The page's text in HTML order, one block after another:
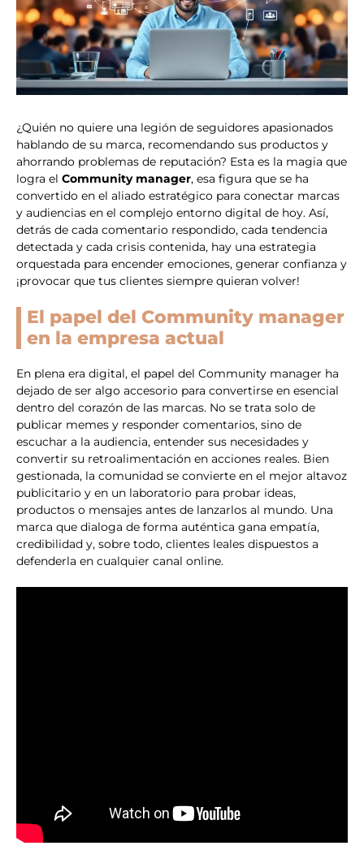
¿Quién no quiere una legión de seguidores apasionados
hablando de su marca, recomendando sus productos y
ahorrando problemas de reputación? Esta es la magia que
logra el Community manager, esa figura que se ha
convertido en el aliado estratégico para conectar marcas
y audiencias en el complejo entorno digital de hoy. Así,
detrás de cada comentario respondido, cada tendencia
detectada y cada crisis contenida, hay una estrategia
orquestada para encender emociones, generar confianza y
¡provocar que tus clientes siempre quieran volver!
El papel del Community manager
en la empresa actual
En plena era digital, el papel del Community manager ha
dejado de ser algo accesorio para convertirse en esencial
dentro del corazón de las marcas. No se trata solo de
publicar memes y responder comentarios, sino de
escuchar a la audiencia, entender sus necesidades y
convertir su retroalimentación en acciones reales. Bien
gestionada, la comunidad se convierte en el mejor altavoz
publicitario y en un laboratorio para probar ideas,
productos o mensajes antes de lanzarlos al mundo. Una
marca que dialoga de forma auténtica gana empatía,
credibilidad y, sobre todo, clientes leales dispuestos a
defenderla en cualquier canal online.